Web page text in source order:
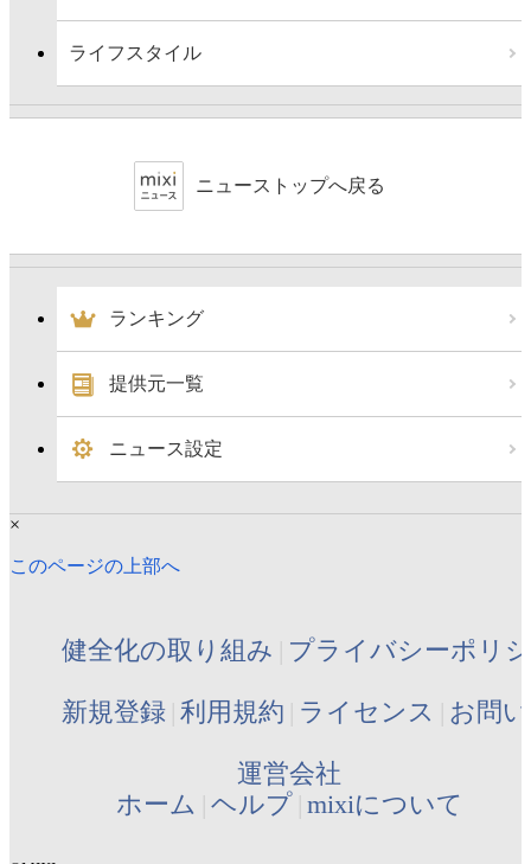
ライフスタイル
ニューストップへ戻る
ランキング
提供元一覧
ニュース設定
×
このページの上部へ
健全化の取り組み プライバシーポリ
新規登録 利用規約 ライセンス お問
運営会社
ホーム ヘルプ mixiについて